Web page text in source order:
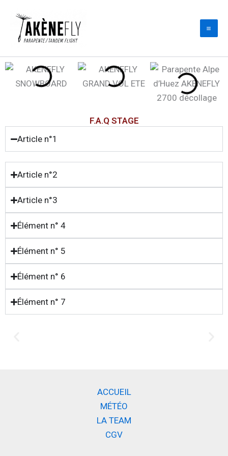
contenu
F.A.Q STAGE
Article n°1
Article n°2
Article n°3
Élément n° 4
Élément n° 5
Élément n° 6
Élément n° 7
ACCUEIL
MÉTÉO
LA TEAM
CGV